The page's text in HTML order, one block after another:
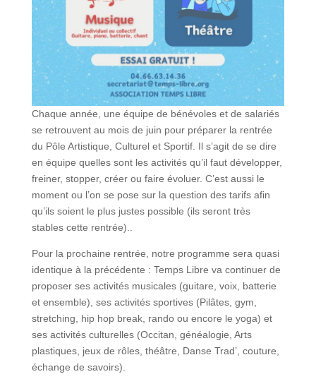
Chaque année, une équipe de bénévoles et de salariés
se retrouvent au mois de juin pour préparer la rentrée
du Pôle Artistique, Culturel et Sportif. Il s’agit de se dire
en équipe quelles sont les activités qu’il faut développer,
freiner, stopper, créer ou faire évoluer. C’est aussi le
moment ou l’on se pose sur la question des tarifs afin
qu’ils soient le plus justes possible (ils seront très
stables cette rentrée)..
Pour la prochaine rentrée, notre programme sera quasi
identique à la précédente : Temps Libre va continuer de
proposer ses activités musicales (guitare, voix, batterie
et ensemble), ses activités sportives (Pilâtes, gym,
stretching, hip hop break, rando ou encore le yoga) et
ses activités culturelles (Occitan, généalogie, Arts
plastiques, jeux de rôles, théâtre, Danse Trad’, couture,
échange de savoirs).